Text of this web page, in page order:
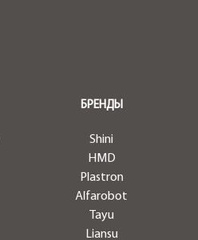
БРЕНДЫ
Shini
HMD
Plastron
Alfarobot
Tayu
Liansu